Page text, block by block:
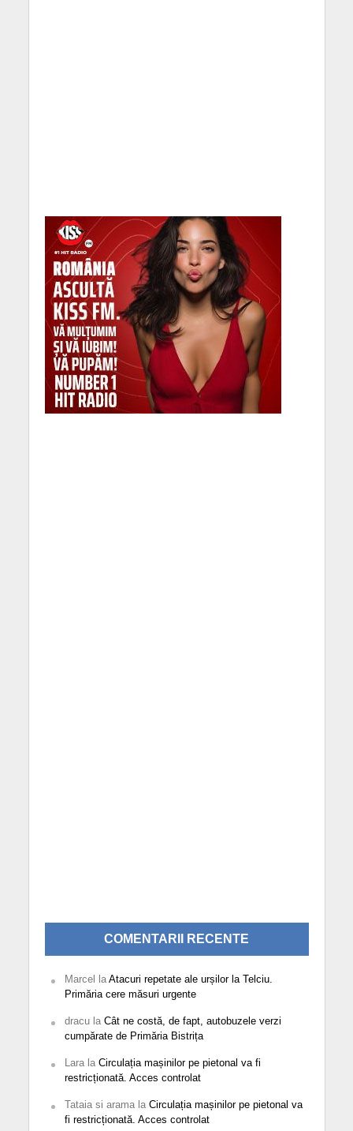
COMENTARII RECENTE
Marcel la Atacuri repetate ale urșilor la Telciu.
Primăria cere măsuri urgente
dracula Cât ne costă, de fapt, autobuzele verzi
cumpărate de Primăria Bistrița
Larala Circulația mașinilor pe pietonal va fi
restricționată. Acces controlat
Tataia si aramala Circulația mașinilor pe pietonal va
fi restricționată. Acces controlat